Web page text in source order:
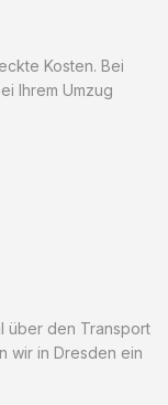
Kosten. Bei
Ihrem Umzug
über den Transport
wir in Dresden ein